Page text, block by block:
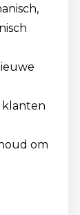
klanten
om